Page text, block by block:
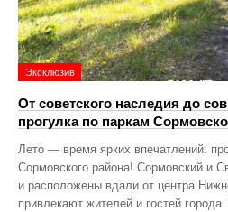
Эксклюзив
От советского наследия до
прогулка по паркам
Лето — время ярких впечатлений:
Сормовского района! Сормовский и
и расположены вдали от центра
привлекают жителей и гостей